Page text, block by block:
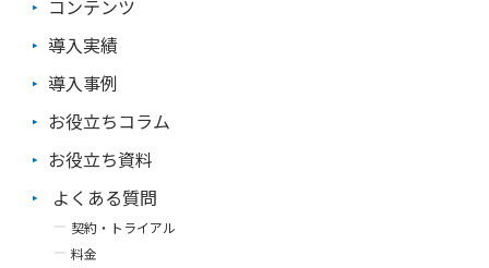
づくりは、特定の部署だけでは成し得ません。企業文化の形成と
してとらえ、人事からの積極的な働きかけが欠かせないでしょ
「知ると便利！後輩指導で使える「コーチングスキル」」や「部
せててご覧ください。 制度の運用を見直す 高水準の賃金制度の
せんが、そこまで余力がある企業も稀でしょう。 そのようなと
きに注目したいのが、制度の運用です。 例え評価制度が同じで
も、評価結果だけを通知する運用と、評価の根拠や今後の注力ポ
イントを丁寧にフィードバックする運用では、社員のモチベーシ
ョンに差が出てきます。 むしろ制度そのものは外的モチベーシ
ナーはあります。 件名や文面の書式も大切ですが、最も気にか
けなくてはならないことは、「その用件はメールでよいのか」と
いうことと、「宛先は間違えていないか」です。例えば、謝罪を
メールで済ませることは社会人としては許されませんし、toとc
c、bccの使い分けを知らなければ、インシデント発生の原因に
もなります。 基本的なITスキルについては若い世代のほうが慣れ
ほうが良いでしょう。 新入社員研修の効果を高める2つのポイン
すが、配属先で実践しながら学ぶOJTを取り入れるのもよいでし
ょう。 部署により要求されるスキルは異なりますし、少しでも
で、そこから対策も導き出すことができます。 ネットリテラシ
はどうすればよいでしょうか？ソーシャルメディアがこれほど普
やはり、従業員の情報リテラシーを高めることが重要です。
「ソーシャルメディア利用ガイドライン」を設けよう まず挙げ
られるのが、社内で「ソーシャルメディア利用ガイドライン」を
設けることです。従業員によって、ソーシャルメディアに関する
知識や危機感のレベルはバラバラです。やってはいけないこと、
危険なことなどを明確にする必要があります。 ただし、従業員
「炎上」を未然に防ぐことは難しいでしょう。そこで次に必要に
なってくるのが、情報リテラシー研修です。 ガイドラインを形
コンテンツ
導入実績
導入事例
お役立ちコラム
お役立ち資料
よくある質問
契約・トライアル
料金